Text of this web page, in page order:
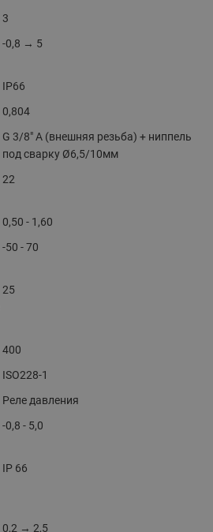
3
-0,8 → 5
IP66
0,804
G 3/8" A (внешняя резьба) + ниппель
под сварку Ø6,5/10мм
22
0,50 - 1,60
-50 - 70
25
400
ISO228-1
Реле давления
-0,8 - 5,0
IP 66
0,2 → 2,5